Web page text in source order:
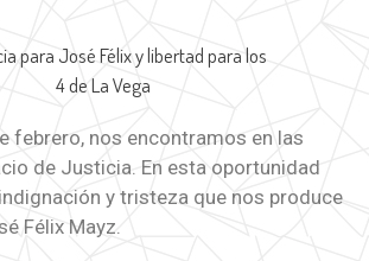
febrero, nos encontramos en las
de Justicia. En esta oportunidad
y tristeza que nos produce
Félix Mayz.